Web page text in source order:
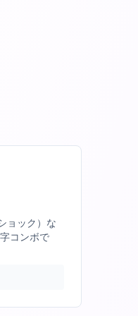
ョック）な
コンボで